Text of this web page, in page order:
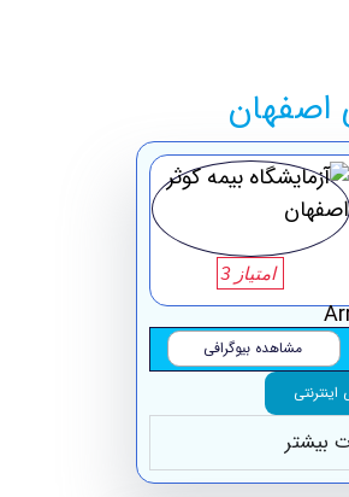
اصفهان
امتیاز 3
مشاهده بیوگرافی
بیشتر